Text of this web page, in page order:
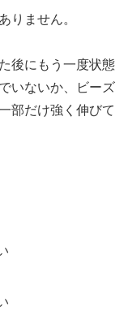
りません。
後にもう一度状態
いないか、ビーズ
部だけ強く伸びて